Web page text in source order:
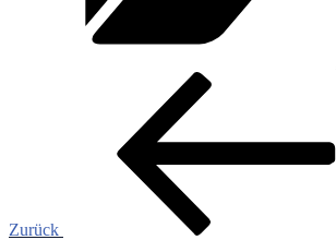
Beitragsnavigation
Zurück